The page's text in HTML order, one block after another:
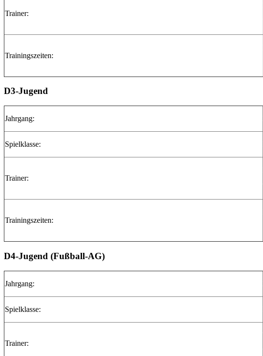
Trainer:
Trainingszeiten:
D3-Jugend
Jahrgang:
Spielklasse:
Trainer:
Trainingszeiten:
D4-Jugend (Fußball-AG)
Jahrgang:
Spielklasse:
Trainer: